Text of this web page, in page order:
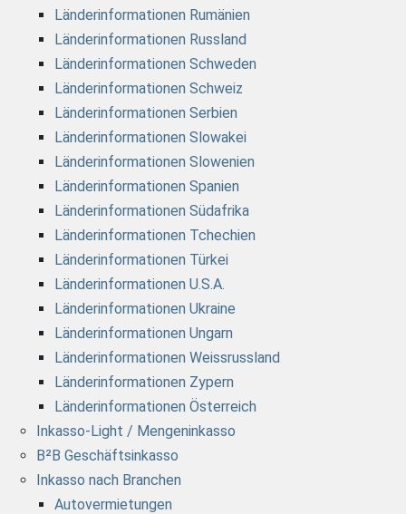
Länderinformationen Rumänien
Länderinformationen Russland
Länderinformationen Schweden
Länderinformationen Schweiz
Länderinformationen Serbien
Länderinformationen Slowakei
Länderinformationen Slowenien
Länderinformationen Spanien
Länderinformationen Südafrika
Länderinformationen Tchechien
Länderinformationen Türkei
Länderinformationen U.S.A.
Länderinformationen Ukraine
Länderinformationen Ungarn
Länderinformationen Weissrussland
Länderinformationen Zypern
Länderinformationen Österreich
Inkasso-Light / Mengeninkasso
B²B Geschäftsinkasso
Inkasso nach Branchen
Autovermietungen